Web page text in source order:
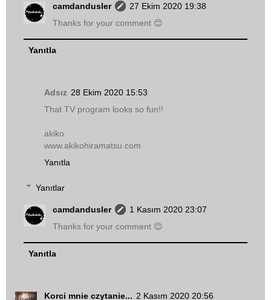
camdandusler
27 Ekim 2020 19:38
Thanks for your comment 😊
Yanıtla
Adsız 28 Ekim 2020 15:53
That TV program looks so fun!!
akiko
www.akikohiramatsu.com
Yanıtla
Yanıtlar
camdandusler
1 Kasım 2020 23:07
Thanks for your comment 😊
Yanıtla
Korci mnie czytanie... 2 Kasım 2020 20:56